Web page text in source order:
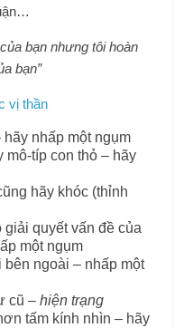
bạn nhưng tôi hoàn
bạn”
vị thần
nhấp một ngụm
mô-típ con thỏ – hãy
hãy khóc (thỉnh
giải quyết vấn đề của
một ngụm
ngoài – nhấp một
cũ –hiện trạng
tấm kính nhìn – hãy